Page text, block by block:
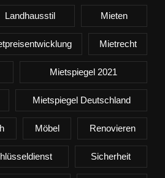
Landhausstil Mieten
Mietrecht
Mietspiegel 2021
Mietspiegel Deutschland
Möbel Renovieren
Sicherheit